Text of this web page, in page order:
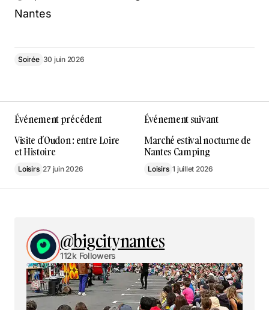
Nantes
Soirée 30 juin 2026
Événement précédent
Visite d’Oudon : entre Loire
et Histoire
Loisirs 27 juin 2026
Événement suivant
Marché estival nocturne de
Nantes Camping
Loisirs 1 juillet 2026
@bigcitynantes
112k Followers